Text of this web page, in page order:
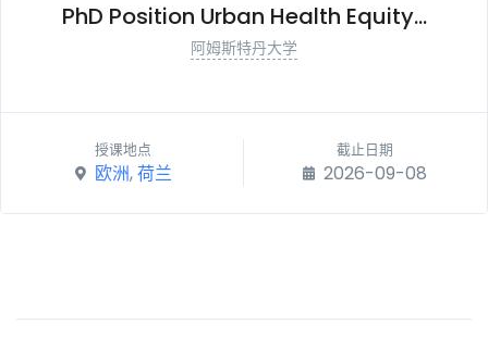
PhD Position Urban Health Equity...
阿姆斯特丹大学
授课地点
欧洲,荷兰
截止日期
2026-09-08